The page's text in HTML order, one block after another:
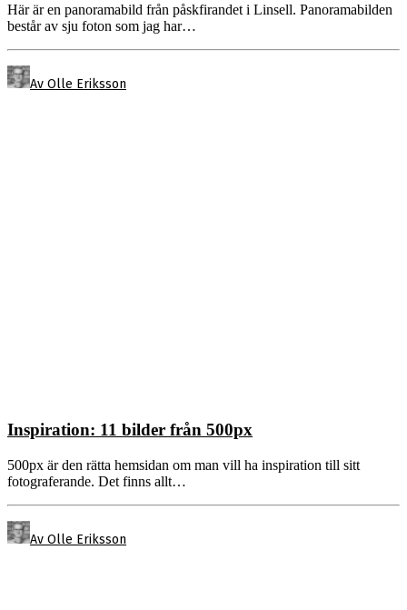
Här är en panoramabild från påskfirandet i Linsell. Panoramabilden
består av sju foton som jag har…
Av Olle Eriksson
Inspiration: 11 bilder från 500px
500px är den rätta hemsidan om man vill ha inspiration till sitt
fotograferande. Det finns allt…
Av Olle Eriksson